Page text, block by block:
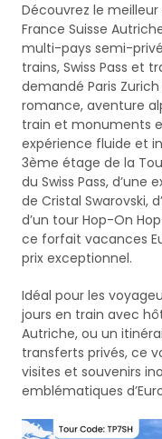
Découvrez le meilleur
France Suisse
multi-pays semi-
trains, Swiss Pass et
demandé Paris
romance, aventure
train et monuments
expérience fluide et
3ème étage de la
du Swiss Pass, d’une
de Cristal Swarovski,
d’un tour Hop-On
ce forfait vacances
prix exceptionnel.
Idéal pour les
jours en train avec
Autriche, ou un
transferts privés, ce
visites et souvenirs
emblématiques